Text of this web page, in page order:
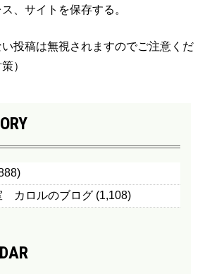
、サイトを保存する。
投稿は無視されますのでご注意くだ
）
カロルのブログ (1,108)